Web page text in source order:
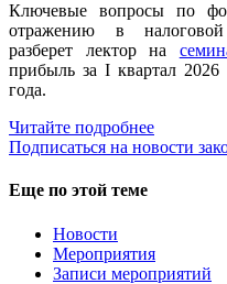
Ключевые вопросы по
отражению в налоговой
разберет лектор на
прибыль за I квартал
года.
Читайте подробнее
Подписаться на новости
Еще по этой теме
Новости
Мероприятия
Записи мероприятий